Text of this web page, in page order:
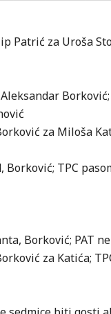
Patrić za Uroša
za Miloša
Borković; TPC
Borković; PAT
za Katića;